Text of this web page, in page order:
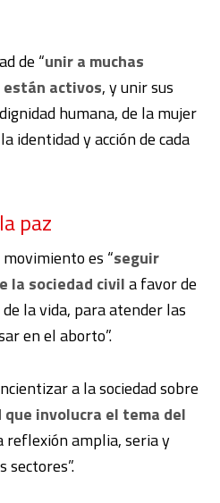
de “unir a muchas
están activos, y unir sus
humana, de la mujer
identidad y acción de cada
paz
es “seguir
la sociedad civila favor de
la vida, para atender las
en el aborto”.
a la sociedad sobre
que involucra el tema del
reflexión amplia, seria y
sectores”.